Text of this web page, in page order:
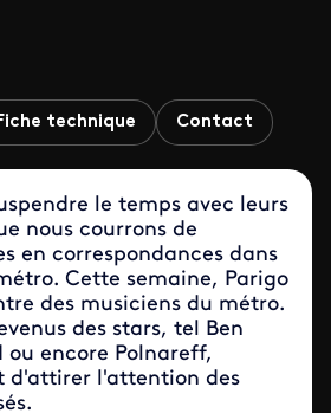
métro' sur Facebook
du métro' sur X
du métro' sur LinkedIn
technique Contact
le temps avec leurs
nous courrons de
en correspondances dans
Cette semaine, Parigo
des musiciens du métro.
des stars, tel Ben
ou encore Polnareff,
d'attirer l'attention des